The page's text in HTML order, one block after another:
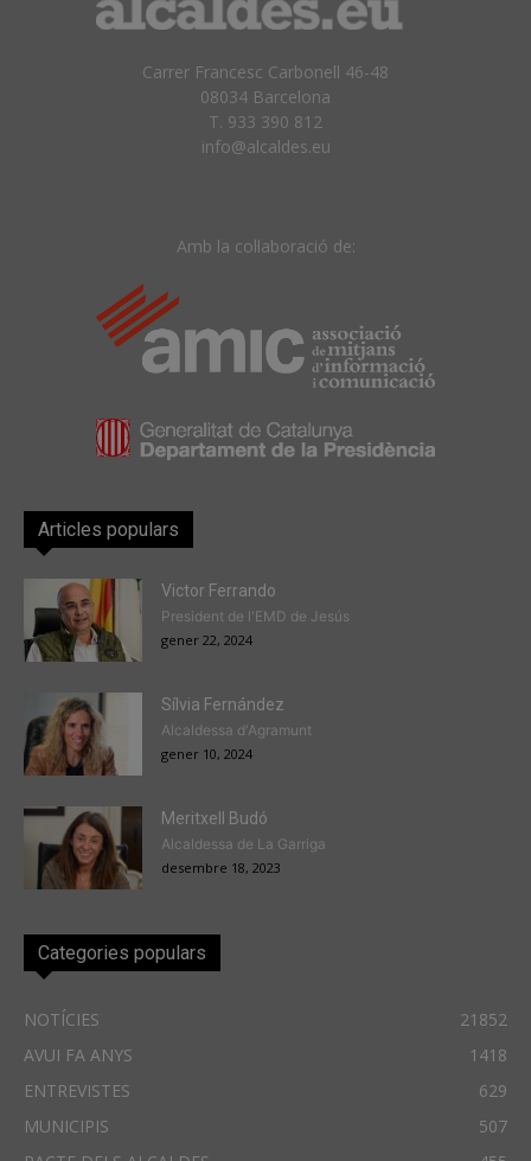
Carrer Francesc Carbonell 46-48
08034 Barcelona
T. 933 390 812
info@alcaldes.eu
Amb la col·laboració de:
Articles populars
Victor Ferrando
President de l'EMD de Jesús
gener 22, 2024
Sílvia Fernández
Alcaldessa d'Agramunt
gener 10, 2024
Meritxell Budó
Alcaldessa de La Garriga
desembre 18, 2023
Categories populars
NOTÍCIES
21852
AVUI FA ANYS
1418
ENTREVISTES
629
MUNICIPIS
507